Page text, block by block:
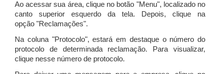
Ao acessar sua área, clique no botão "Menu", localizado no
canto superior esquerdo da tela. Depois, clique na
opção "Reclamações".
Na coluna "Protocolo", estará em destaque o número do
protocolo de determinada reclamação. Para visualizar,
clique nesse número de protocolo.